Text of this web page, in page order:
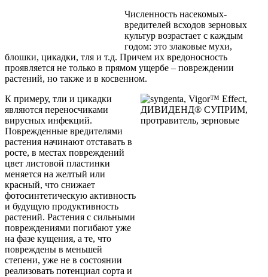
Численность насекомых-
вредителей всходов зерновых
культур возрастает с каждым
годом: это злаковые мухи,
блошки, цикадки, тля и т.д. Причем их вредоносность
проявляется не только в прямом ущербе – повреждении
растений, но также и в косвенном.
К примеру, тли и цикадки
являются переносчиками
вирусных инфекций.
Поврежденные вредителями
растения начинают отставать в
росте, в местах повреждений
цвет листовой пластинки
меняется на желтый или
красный, что снижает
фотосинтетическую активность
и будущую продуктивность
растений. Растения с сильными
повреждениями погибают уже
на фазе кущения, а те, что
повреждены в меньшей
степени, уже не в состоянии
реализовать потенциал сорта и